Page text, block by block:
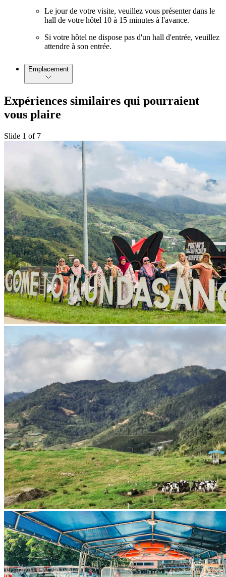
Le jour de votre visite, veuillez vous présenter dans le
hall de votre hôtel 10 à 15 minutes à l'avance.
Si votre hôtel ne dispose pas d'un hall d'entrée, veuillez
attendre à son entrée.
Emplacement
Expériences similaires qui pourraient
vous plaire
Slide 1 of 7